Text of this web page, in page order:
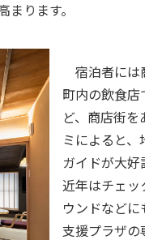
ります。
宿泊者には
町内の飲食店
ど、商店街を
ミによると
ガイドが大好
近年はチェッ
ウンドなど
支援プラザの